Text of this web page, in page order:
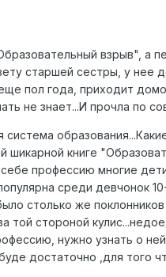
взрыв", а
старшей сестры, у
пол года, приходит
не знает...И прочла по
система
шикарной книге
профессию многие
среди девчонок
столько же
той стороной
нужно узнать о
достаточно ,для того